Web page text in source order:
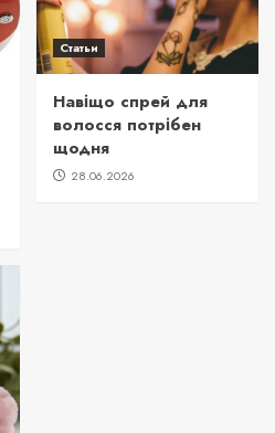
Статьи
Навіщо спрей для
волосся потрібен
щодня
28.06.2026